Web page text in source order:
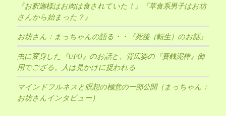
『お釈迦様はお肉は食されていた！』『草食系男子はお坊
さんから始まった？』
お坊さん：まっちゃんの語る・・『死後（転生）のお話』
虫に変身した『UFO』のお話と、背広姿の『賽銭泥棒』御
用でござる。人は見かけに捉われる
マインドフルネスと瞑想の極意の一部公開（まっちゃん：
お坊さんインタビュー）